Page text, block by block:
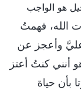
هو الواجب
الله، فهمتُ
وأعجز عن
أنني كنتُ أعتز
بأن حياة